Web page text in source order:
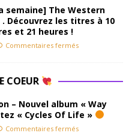
semaine] The Western
Découvrez les titres à 10
et 21 heures !
Commentaires fermés
COEUR
– Nouvel album « Way
« Cycles Of Life »
Commentaires fermés